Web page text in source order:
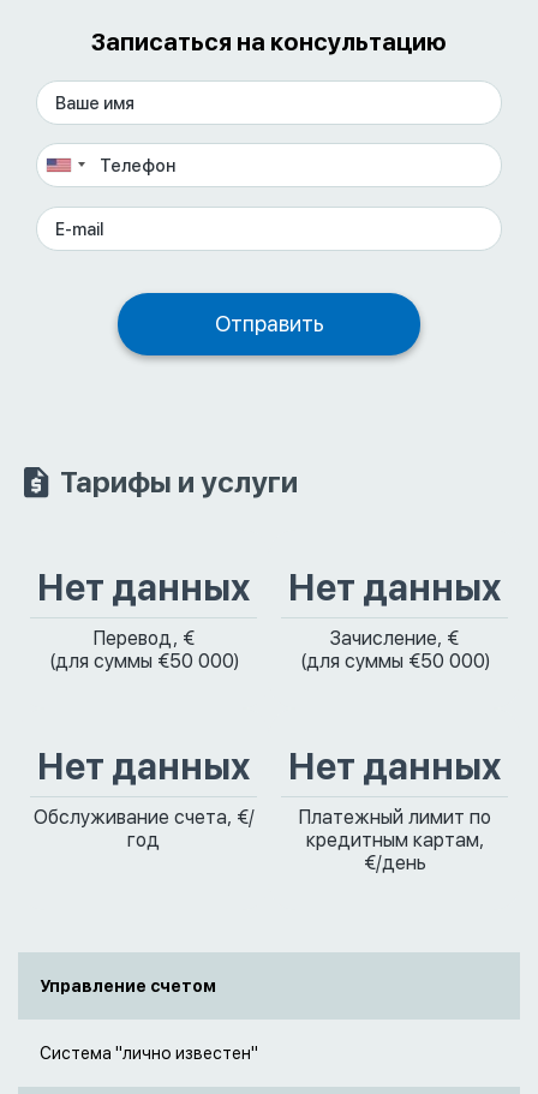
Записаться на консультацию
Тарифы и услуги
Нет данных
Перевод, €
(для суммы €50 000)
Нет данных
Зачисление, €
(для суммы €50 000)
Нет данных
Обслуживание счета, €/
год
Нет данных
Платежный лимит по
кредитным картам,
€/день
Управление счетом
Система "лично известен"